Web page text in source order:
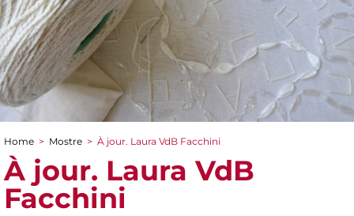
Tu sei qui
Home > Mostre > À jour. Laura VdB Facchini
À jour. Laura VdB
Facchini